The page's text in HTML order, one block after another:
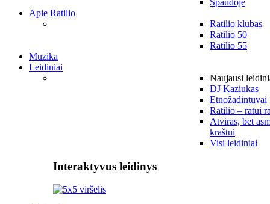
Spaudoje
Apie Ratilio
Ratilio klubas
Ratilio 50
Ratilio 55
Muzika
Leidiniai
Naujausi
DJ Kaziukas
Etnožadintuvai
Ratilio – ratui
Atviras, bet
kraštui
Visi leidiniai
Interaktyvus leidinys